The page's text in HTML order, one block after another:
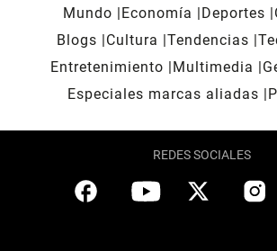
Mundo Economía Deportes
Blogs
Cultura Tendencias
Entretenimiento
Multimedia
Especiales marcas aliadas
REDES SOCIALES